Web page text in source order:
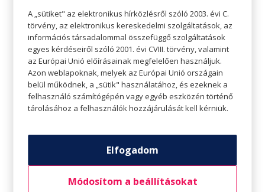
Sorozatmaraton
Ha már megvolt az üzletközpontban a nagy
bevásárlás, ha már igazán megnéztétek az összes
butikot, drogériát, cipőüzletet, ideje lepihenni.
Némi harapnivaló, egy üveg finom bor, a
beszerzett körömlakk és arcmaszk társaságában
indulhat a sorozatmaraton. Kimondottan
lehetőség, de ha igen, azt csakis a legjobb
baráttal érdemes eltölteni.
Különleges kalandok
A „sütiket" az elektronikus hírközlésről szóló 2003. évi C.
törvény, az elektronikus kereskedelmi szolgáltatások, az
információs társadalommal összefüggő szolgáltatások
egyes kérdéseiről szóló 2001. évi CVIII. törvény, valamint
az Európai Unió előírásainak megfelelően használjuk.
Azon weblapoknak, melyek az Európai Unió országain
belül működnek, a „sütik" használatához, és ezeknek a
felhasználó számítógépén vagy egyéb eszközén történő
tárolásához a felhasználók hozzájárulását kell kérniük.
Elfogadom
Módosítom a beállításokat